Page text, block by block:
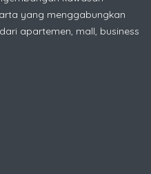
yang menggabungkan
apartemen, mall, business